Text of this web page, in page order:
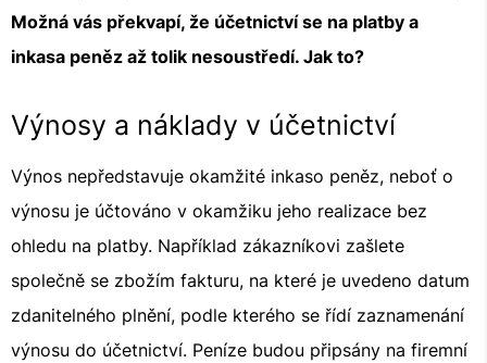
Možná vás překvapí, že účetnictví se na platby a
inkasa peněz až tolik nesoustředí. Jak to?
Výnosy a náklady v účetnictví
Výnos nepředstavuje okamžité inkaso peněz, neboť o
výnosu je účtováno v okamžiku jeho realizace bez
ohledu na platby. Například zákazníkovi zašlete
společně se zbožím fakturu, na které je uvedeno datum
zdanitelného plnění, podle kterého se řídí zaznamenání
výnosu do účetnictví. Peníze budou připsány na firemní